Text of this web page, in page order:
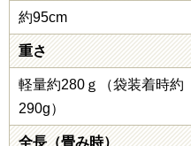
約95cm
重さ
軽量約280ｇ（袋装着時約
290g）
全長（畳み時）